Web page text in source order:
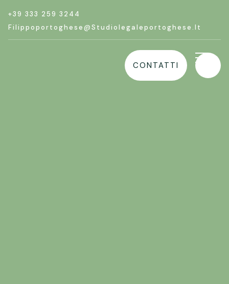
+39 333 259 3244
Filippoportoghese@studiolegaleportoghese.it
CONTATTI